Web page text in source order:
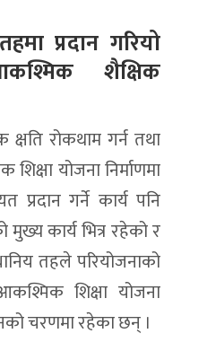
प्रदान गरियो
शैक्षिक
रोकथाम गर्न तथा
योजना निर्माणमा
गर्ने कार्य पनि
कार्य भित्र रहेको र
तहले परियोजनाको
शिक्षा योजना
चरणमा रहेका छन् ।